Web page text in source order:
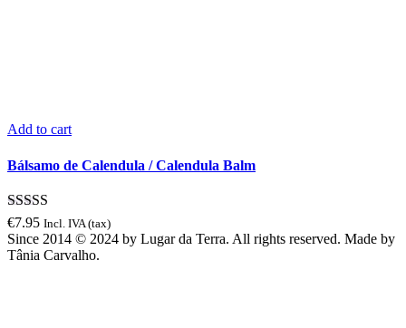
Add to cart
Bálsamo de Calendula / Calendula Balm
Rated5.00
out of 5
€7.95 Incl. IVA (tax)
Since 2014 © 2024 by Lugar da Terra. All rights reserved. Made by
Tânia Carvalho.